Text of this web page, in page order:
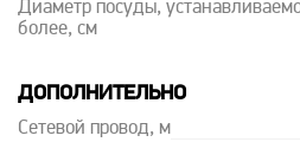
Диаметр посуды,
более, см
ДОПОЛНИТЕЛЬНО
Сетевой провод, м